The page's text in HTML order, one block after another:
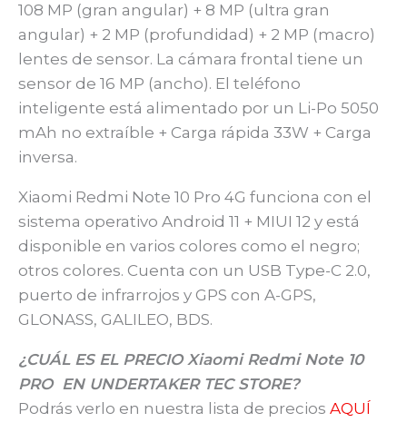
108 MP (gran angular) + 8 MP (ultra gran
angular) + 2 MP (profundidad) + 2 MP (macro)
lentes de sensor. La cámara frontal tiene un
sensor de 16 MP (ancho). El teléfono
inteligente está alimentado por un Li-Po 5050
mAh no extraíble + Carga rápida 33W + Carga
inversa.
Xiaomi Redmi Note 10 Pro 4G funciona con el
sistema operativo Android 11 + MIUI 12 y está
disponible en varios colores como el negro;
otros colores. Cuenta con un USB Type-C 2.0,
puerto de infrarrojos y GPS con A-GPS,
GLONASS, GALILEO, BDS.
¿CUÁL ES EL PRECIO Xiaomi Redmi Note 10
PRO EN UNDERTAKER TEC STORE?
Podrás verlo en nuestra lista de precios AQUÍ